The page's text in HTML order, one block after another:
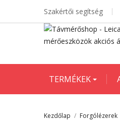
Szakértői segítség
TERMÉKEK
Kezdőlap Forgólézerek